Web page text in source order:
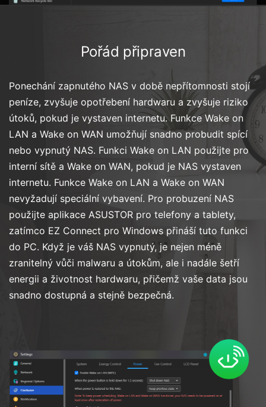
Pořád připraven
Ponechání zapnutého NAS v době nepřítomnosti stojí
peníze, zvyšuje opotřebení hardwaru a zvyšuje riziko
útoků, pokud je vystaven internetu. Funkce Wake on
LAN a Wake on WAN umožňují snadno probudit spící
nebo vypnutý NAS. Funkci Wake on LAN použijte pro
interní sítě a Wake on WAN, pokud je NAS vystaven
internetu. Funkce Wake on LAN a Wake on WAN
nevyžadují speciální vybavení. Pro probuzení NAS
použijte aplikace ASUSTOR pro telefony a tablety,
zatímco EZ Connect pro Windows přináší tuto funkci
do PC. Když je váš NAS vypnutý, je nejen méně
zranitelný vůči malwaru a útokům, ale i nadále šetří
energii a životnost hardwaru, přičemž vaše data jsou
snadno dostupná a stejně bezpečná.